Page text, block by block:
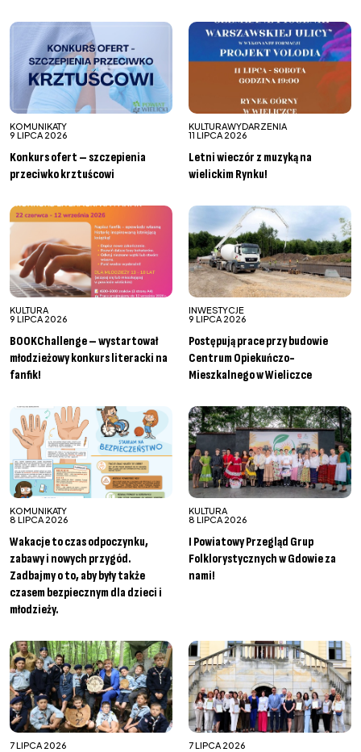
KOMUNIKATY
9 LIPCA 2026
Konkurs ofert – szczepienia
przeciwko krztuścowi
KULTURAWYDARZENIA
11 LIPCA 2026
Letni wieczór z muzyką na
wielickim Rynku!
KULTURA
9 LIPCA 2026
BOOKChallenge – wystartował
młodzieżowy konkurs literacki na
fanfik!
INWESTYCJE
9 LIPCA 2026
Postępują prace przy budowie
Centrum Opiekuńczo-
Mieszkalnego w Wieliczce
KOMUNIKATY
8 LIPCA 2026
Wakacje to czas odpoczynku,
zabawy i nowych przygód.
Zadbajmy o to, aby były także
czasem bezpiecznym dla dzieci i
młodzieży.
KULTURA
8 LIPCA 2026
I Powiatowy Przegląd Grup
Folklorystycznych w Gdowie za
nami!
7 LIPCA 2026 7 LIPCA 2026